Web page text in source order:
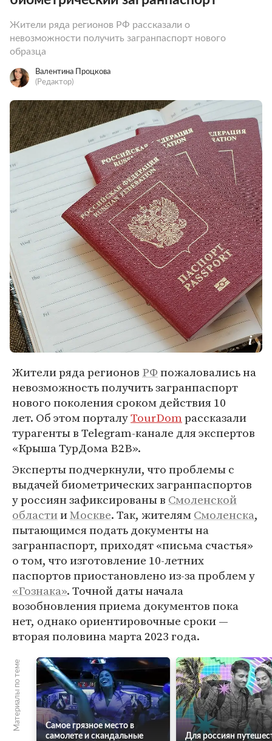
Жители ряда регионов РФ рассказали о
невозможности получить загранпаспорт нового
образца
Валентина Процкова
(Редактор)
Жители ряда регионов РФпожаловались на
невозможность получить загранпаспорт
нового поколения сроком действия 10
лет. Об этом порталуTourDomрассказали
турагенты в Telegram-канале для экспертов
«Крыша ТурДома В2В».
Эксперты подчеркнули, что проблемы с
выдачей биометрических загранпаспортов
у россиян зафиксированы в Смоленской
областииМоскве. Так, жителямСмоленска,
пытающимся подать документы на
загранпаспорт, приходят «письма счастья»
о том, что изготовление 10-летних
паспортов приостановлено из-за проблем у
«Гознака». Точной даты начала
возобновления приема документов пока
нет, однако ориентировочные сроки —
вторая половина марта 2023 года.
Материалы по теме
Самое грязное место в
самолете и скандальные
Для россиян